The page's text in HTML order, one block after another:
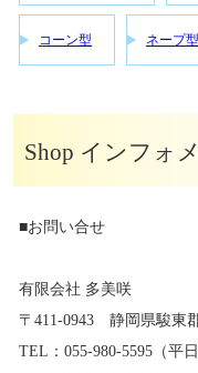
コーン型 ネープ型
Shop インフォ
■お問い合せ
有限会社 多美咲
〒411-0943 静岡県駿東
TEL：055-980-5595（平日